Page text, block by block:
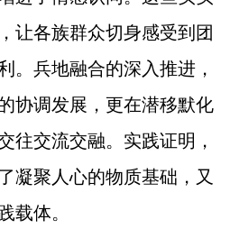
让各族群众切身感受到团
。兵地融合的深入推进，
协调发展，更在潜移默化
往交流交融。实践证明，
凝聚人心的物质基础，又
载体。